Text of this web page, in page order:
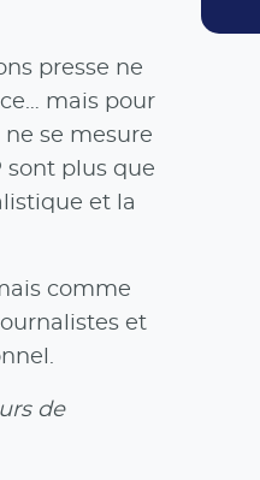
presse ne
mais pour
se mesure
sont plus que
et la
comme
et
de